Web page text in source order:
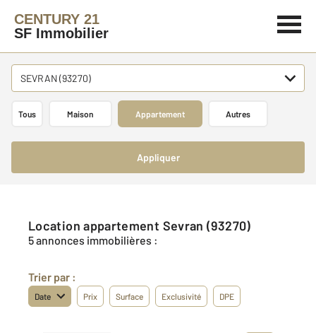
CENTURY 21
SF Immobilier
SEVRAN (93270)
Tous Maison Appartement Autres
Appliquer
Location appartement Sevran (93270)
5 annonces immobilières :
Trier par :
Date Prix Surface Exclusivité DPE